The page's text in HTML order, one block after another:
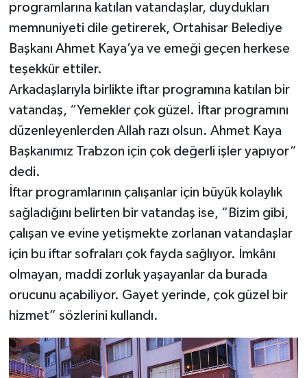
programlarına katılan vatandaşlar, duydukları
memnuniyeti dile getirerek, Ortahisar Belediye
Başkanı Ahmet Kaya’ya ve emeği geçen herkese
teşekkür ettiler.
Arkadaşlarıyla birlikte iftar programına katılan bir
vatandaş, “Yemekler çok güzel. İftar programını
düzenleyenlerden Allah razı olsun. Ahmet Kaya
Başkanımız Trabzon için çok değerli işler yapıyor”
dedi.
İftar programlarının çalışanlar için büyük kolaylık
sağladığını belirten bir vatandaş ise, “Bizim gibi,
çalışan ve evine yetişmekte zorlanan vatandaşlar
için bu iftar sofraları çok fayda sağlıyor. İmkânı
olmayan, maddi zorluk yaşayanlar da burada
orucunu açabiliyor. Gayet yerinde, çok güzel bir
hizmet” sözlerini kullandı.